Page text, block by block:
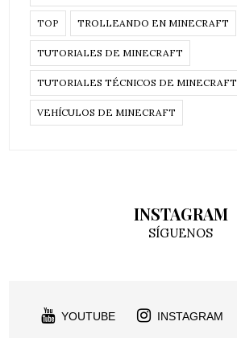
TOP TROLLEANDO EN MINECRAFT
TUTORIALES DE MINECRAFT
TUTORIALES TÉCNICOS DE MINECRAFT
VEHÍCULOS DE MINECRAFT
INSTAGRAM
SÍGUENOS
YOUTUBE INSTAGRAM